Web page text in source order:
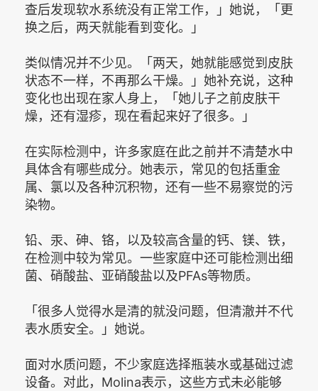
查后发现软水系统没有正常工作，」她说，「更
换之后，两天就能看到变化。」
类似情况并不少见。「两天，她就能感觉到皮肤
状态不一样，不再那么干燥。」她补充说，这种
变化也出现在家人身上，「她儿子之前皮肤干
燥，还有湿疹，现在看起来好了很多。」
在实际检测中，许多家庭在此之前并不清楚水中
具体含有哪些成分。她表示，常见的包括重金
属、氯以及各种沉积物，还有一些不易察觉的污
染物。
铅、汞、砷、铬，以及较高含量的钙、镁、铁，
在检测中较为常见。一些家庭中还可能检测出细
菌、硝酸盐、亚硝酸盐以及PFAs等物质。
「很多人觉得水是清的就没问题，但清澈并不代
表水质安全。」她说。
面对水质问题，不少家庭选择瓶装水或基础过滤
设备。对此，Molina表示，这些方式未必能够